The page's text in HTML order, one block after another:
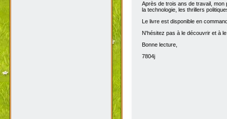
Après de trois ans de travail,
la technologie, les thrillers
Le livre est disponible en
N'hésitez pas à le découvrir et à
Bonne lecture,
7804j